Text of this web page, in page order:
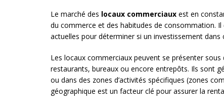
Le marché des locaux commerciauxest en
du commerce et des habitudes de consommation.
actuelles pour déterminer si un investissement dans
Les locaux commerciaux peuvent se présenter
restaurants, bureaux ou encore entrepôts. Ils sont
ou dans des zones d’activités spécifiques (zones
géographique est un facteur clé pour assurer la